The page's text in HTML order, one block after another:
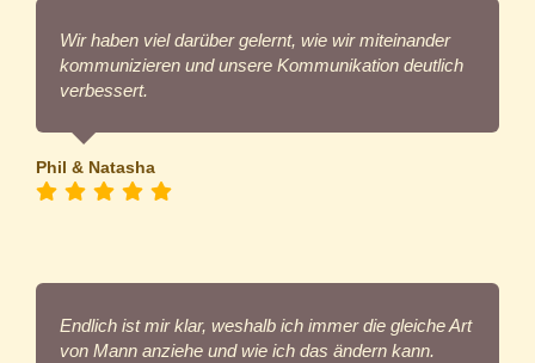
Wir haben viel darüber gelernt, wie wir miteinander
kommunizieren und unsere Kommunikation deutlich
verbessert.
Phil & Natasha
Endlich ist mir klar, weshalb ich immer die gleiche Art
von Mann anziehe und wie ich das ändern kann.